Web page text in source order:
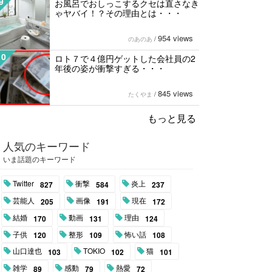
お風呂でおしっこするクセは直さなき
ゃヤバイ！？その理由とは・・・
のあのあ / 954 views
ロト７で４億円ゲットした会社員の2
年後の姿が衝撃すぎる・・・
たくやま / 845 views
もっと見る
人気のキーワード
いま話題のキーワード
Twitter 827 衝撃 584 炎上 237
芸能人 205 画像 191 現在 172
結婚 170 動画 131 理由 124
子供 120 整形 109 怖い話 108
山口達也 103 TOKIO 102 猫 101
雑学 89 感動 79 熱愛 72